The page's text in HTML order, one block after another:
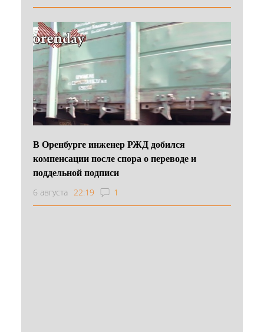
В Оренбурге инженер РЖД добился
компенсации после спора о переводе и
поддельной подписи
6 августа 22:19 1